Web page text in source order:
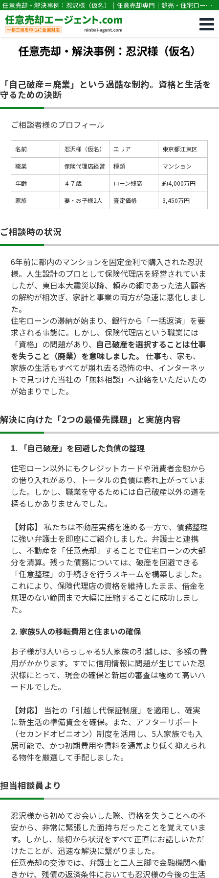
任意売却・解決事例：忍沢様（仮名）｜任意売却専門｜競売・住宅ローン
滞納の相談なら任意売却エージェント.com
任意売却・解決事例：忍沢様（仮名）
「自己破産＝廃業」という過酷な制約。資格と生活を
守るための決断
ご相談者様のプロフィール
名前 忍沢様（仮名） エリア 東京都江東区
職業 保険代理店経営 種類 マンション
年齢 ４７歳 ローン残高 約4,000万円
家族 妻・お子様2人 査定価格 3,450万円
ご相談時の状況
6年前に都内のマンションを固定金利で購入された忍沢
様。人生設計のプロとして保険代理店を経営されていま
したが、東日本大震災以降、頼みの綱であった法人顧客
の解約が相次ぎ、家計と事業の両方が急速に悪化しまし
た。
住宅ローンの滞納が始まり、銀行から「一括返済」を要
求される事態に。しかし、保険代理店という職業には
「資格」の問題があり、 自己破産を選択することは仕事
を失うこと（廃業）を意味しました。 仕事も、家も、
家族の生活もすべてが崩れ去る恐怖の中、インターネッ
トで見つけた当社の「無料相談」へ連絡をいただいたの
が始まりでした。
解決に向けた「2つの最優先課題」と実施内容
1. 「自己破産」を回避した負債の整理
住宅ローン以外にもクレジットカードや消費者金融から
の借り入れがあり、トータルの負債は膨れ上がっていま
した。しかし、職業を守るためには自己破産以外の道を
探るしかありませんでした。
【対応】 私たちは不動産実務を進める一方で、債務整理
に強い弁護士を即座にご紹介しました。弁護士と連携
し、不動産を「任意売却」することで住宅ローンの大部
分を清算。残った債務については、破産を回避できる
「任意整理」の手続きを行うスキームを構築しました。
これにより、保険代理店の資格を維持したまま、借金を
無理のない範囲まで大幅に圧縮することに成功しまし
た。
2. 家族5人の移転費用と住まいの確保
お子様が3人いらっしゃる5人家族の引越しは、多額の費
用がかかります。すでに信用情報に問題が生じていた忍
沢様にとって、現金の確保と新居の審査は極めて高いハ
ードルでした。
【対応】
当社の「引越し代保証制度」を適用し、確実
に新生活の準備資金を確保。また、アフターサポート
（セカンドオピニオン）制度を活用し、5人家族でも入
居可能で、かつ初期費用や賃料を通常より低く抑えられ
る物件を厳選して手配しました。
担当相談員より
忍沢様から初めてお会いした際、資格を失うことへの不
安から、非常に緊張した面持ちだったことを覚えていま
す。しかし、最初から状況をすべて正直にお話しいただ
けたことが、迅速な解決に繋がりました。
任意売却の交渉では、弁護士と二人三脚で金融機関へ働
きかけ、残債の返済条件においても忍沢様の今後の生活